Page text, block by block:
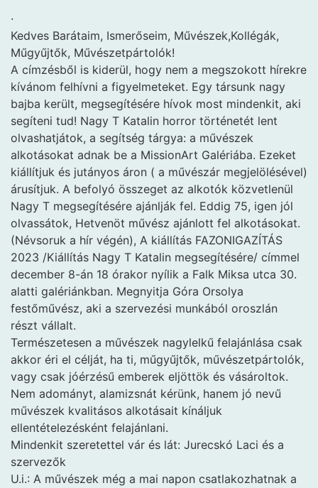
·
Kedves Barátaim, Ismerőseim, Művészek,Kollégák,
Műgyűjtők, Művészetpártolók!
A címzésből is kiderül, hogy nem a megszokott hírekre
kívánom felhívni a figyelmeteket. Egy társunk nagy
bajba került, megsegítésére hívok most mindenkit, aki
segíteni tud! Nagy T Katalin horror történetét lent
olvashatjátok, a segítség tárgya: a művészek
alkotásokat adnak be a MissionArt Galériába. Ezeket
kiállítjuk és jutányos áron ( a művészár megjelölésével)
árusítjuk. A befolyó összeget az alkotók közvetlenül
Nagy T megsegítésére ajánlják fel. Eddig 75, igen jól
olvassátok, Hetvenöt művész ajánlott fel alkotásokat.
(Névsoruk a hír végén), A kiállítás FAZONIGAZÍTÁS
2023 /Kiállítás Nagy T Katalin megsegítésére/ címmel
december 8-án 18 órakor nyílik a Falk Miksa utca 30.
alatti galériánkban. Megnyitja Góra Orsolya
festőművész, aki a szervezési munkából oroszlán
részt vállalt.
Természetesen a művészek nagylelkű felajánlása csak
akkor éri el célját, ha ti, műgyűjtők, művészetpártolók,
vagy csak jóérzésű emberek eljöttök és vásároltok.
Nem adományt, alamizsnát kérünk, hanem jó nevű
művészek kvalitásos alkotásait kínáljuk
ellentételezésként felajánlani.
Mindenkit szeretettel vár és lát: Jurecskó Laci és a
szervezők
U.i.: A művészek még a mai napon csatlakozhatnak a